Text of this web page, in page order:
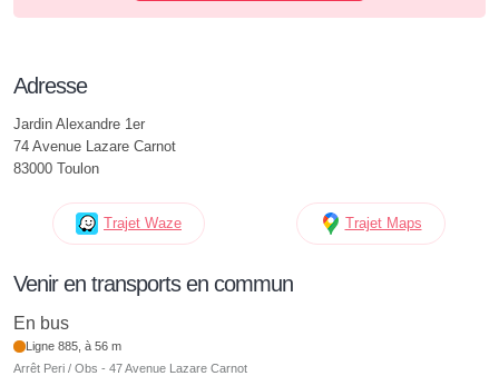
Adresse
Jardin Alexandre 1er
74 Avenue Lazare Carnot
83000 Toulon
Trajet Waze Trajet Maps
Venir en transports en commun
En bus
Ligne 885, à 56 m
Arrêt Peri / Obs - 47 Avenue Lazare Carnot